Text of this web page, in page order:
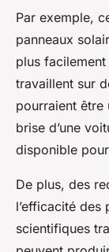
Par exemple,
panneaux
plus facilement
travaillent sur
pourraient être
brise d’une
disponible
De plus, des
l’efficacité des
scientifiques